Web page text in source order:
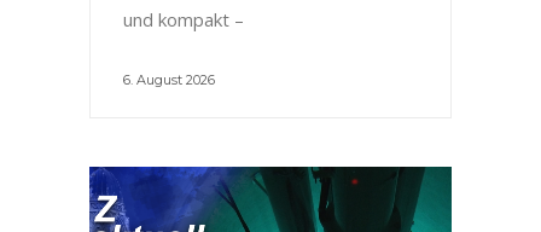
und kompakt –
6. August 2026